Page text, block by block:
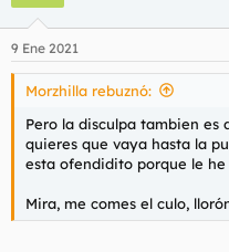
e
s
9 Ene 2021
Morzhilla rebuznó:
Pero la disculpa tambien es
quieres que vaya hasta la
esta ofendidito porque le
Mira, me comes el culo,